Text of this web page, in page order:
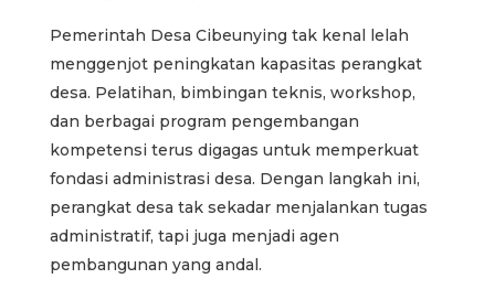
Pemerintah Desa Cibeunying tak kenal lelah
menggenjot peningkatan kapasitas perangkat
desa. Pelatihan, bimbingan teknis, workshop,
dan berbagai program pengembangan
kompetensi terus digagas untuk memperkuat
fondasi administrasi desa. Dengan langkah ini,
perangkat desa tak sekadar menjalankan tugas
administratif, tapi juga menjadi agen
pembangunan yang andal.